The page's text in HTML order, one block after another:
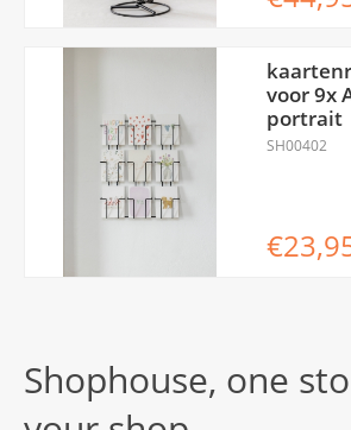
voor 9x
portrait
SH00402
Shophouse, one